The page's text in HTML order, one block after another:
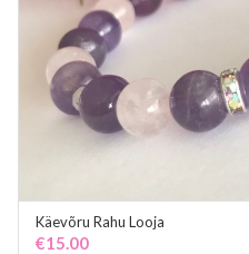
Käevõru Rahu Looja
€15.00